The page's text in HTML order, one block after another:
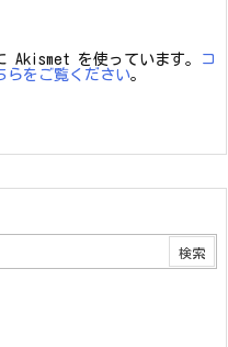
Akismet を使っています。
コ
らをご覧ください。